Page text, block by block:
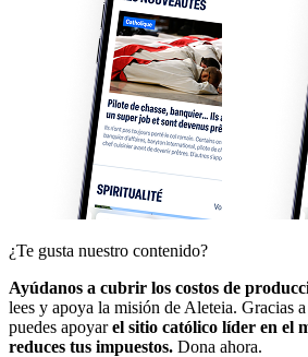
¿Te gusta nuestro contenido?
Ayúdanos a cubrir los costos de
lees y apoya la misión de Aleteia. Gracias
puedes apoyarel sitio católico líder en el
reduces tus impuestos. Dona ahora.